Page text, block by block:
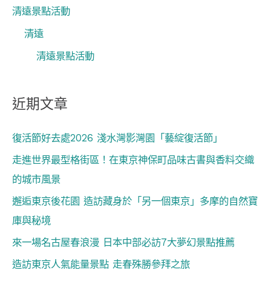
清遠景點活動
清遠
清遠景點活動
近期文章
復活節好去處2026 淺水灣影灣園「藝綻復活節」
走進世界最型格街區！在東京神保町品味古書與香料交織
的城市風景
邂逅東京後花園 造訪藏身於「另一個東京」多摩的自然寶
庫與秘境
來一場名古屋春浪漫 日本中部必訪7大夢幻景點推薦
造訪東京人氣能量景點 走春殊勝參拜之旅